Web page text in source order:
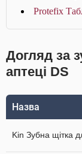
Protefix
Догляд за
аптеці DS
Назва
Kin Зубна щітка